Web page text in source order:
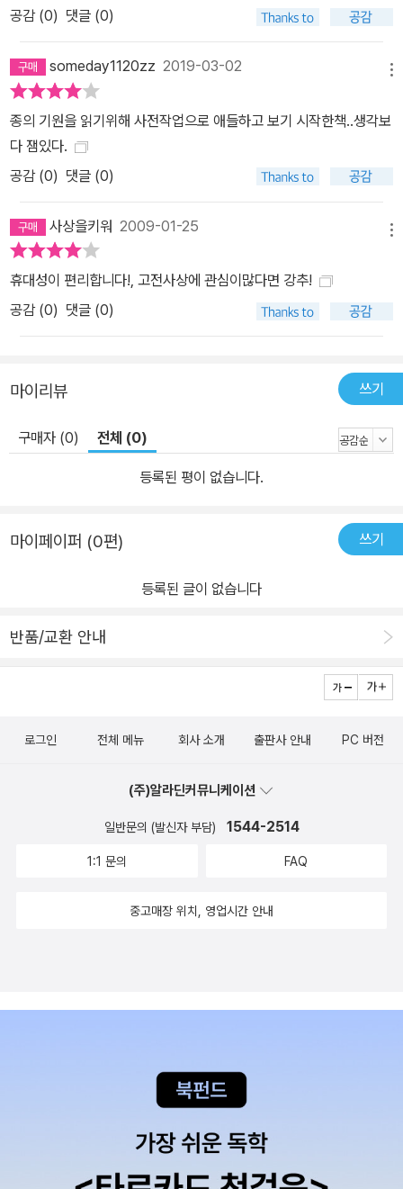
공감 (0) 댓글 (0)
someday1120zz 2019-03-02
종의 기원을 읽기위해 사전작업으로 애들하고 보기 시작한책..생각보
다 잼있다.
공감 (0) 댓글 (0)
사상을키워 2009-01-25
휴대성이 편리합니다!, 고전사상에 관심이많다면 강추!
공감 (0) 댓글 (0)
마이리뷰 쓰기
구매자 (0) 전체 (0)
등록된 평이 없습니다.
마이페이퍼 (0편) 쓰기
등록된 글이 없습니다
반품/교환 안내
로그인 전체 메뉴 회사 소개 출판사 안내 PC 버전
(주)알라딘커뮤니케이션
일반문의 (발신자 부담) 1544-2514
1:1 문의 FAQ
중고매장 위치, 영업시간 안내